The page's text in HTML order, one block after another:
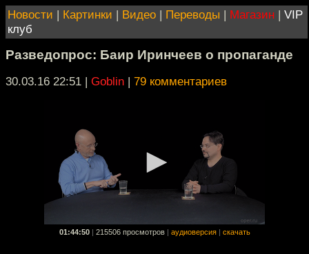
Новости | Картинки | Видео | Переводы | Магазин | VIP
клуб
Разведопрос: Баир Иринчеев о пропаганде
30.03.16 22:51 | Goblin | 79 комментариев
01:44:50 215506 просмотров аудиоверсия скачать